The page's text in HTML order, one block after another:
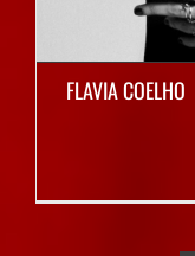
FLAVIA COELHO